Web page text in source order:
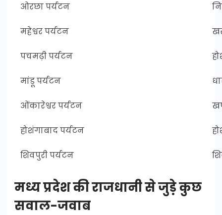
ओरछा पर्यटन
महेश्वर पर्यटन
पचमढ़ी पर्यटन
मांडू पर्यटन
ओंकारेश्वर पर्यटन
होशंगाबाद पर्यटन
शिवपुरी पर्यटन
मध्य प्रदेश की राजधानी से जुड़े कुछ
सवाल-जवाब